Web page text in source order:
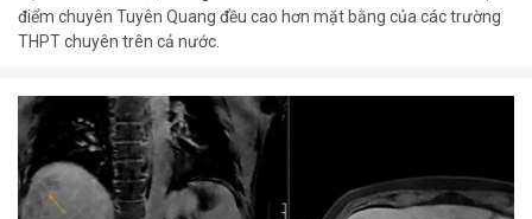
điểm chuyên Tuyên Quang đều cao hơn mặt bằng của các trường
THPT chuyên trên cả nước.